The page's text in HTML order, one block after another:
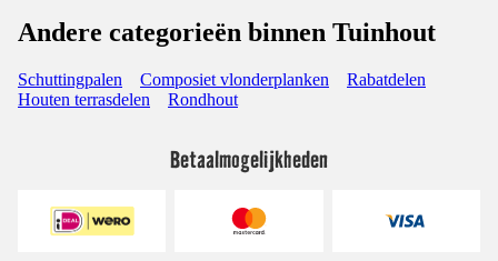
Andere categorieën binnen Tuinhout
Schuttingpalen Composiet vlonderplanken
Rabatdelen
Houten terrasdelen
Rondhout
Betaalmogelijkheden